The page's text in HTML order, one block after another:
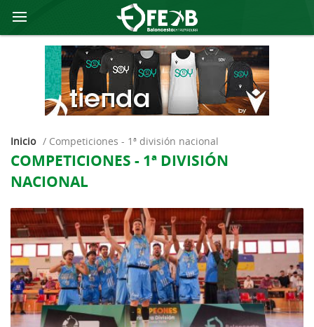
Inicio / competiciones - 1ª división nacional
COMPETICIONES - 1ª DIVISIÓN
NACIONAL